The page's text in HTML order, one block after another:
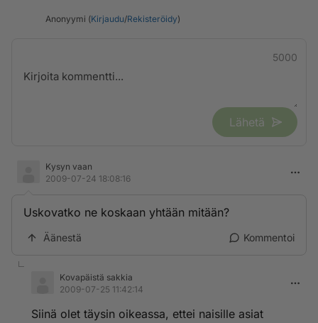
Anonyymi (Kirjaudu/Rekisteröidy)
5000
Lähetä
Kysyn vaan
2009-07-24 18:08:16
Uskovatko ne koskaan yhtään mitään?
Äänestä Kommentoi
Kovapäistä sakkia
2009-07-25 11:42:14
Siinä olet täysin oikeassa, ettei naisille asiat